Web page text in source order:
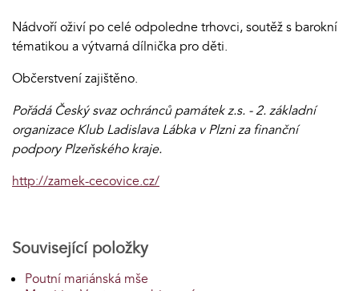
Nádvoří oživí po celé odpoledne trhovci, soutěž s barokní
tématikou a výtvarná dílnička pro děti.
Občerstvení zajištěno.
Pořádá Český svaz ochránců památek z.s. - 2. základní
organizace Klub Ladislava Lábka v Plzni za finanční
podpory Plzeňského kraje.
http://zamek-cecovice.cz/
Související položky
Poutní mariánská mše